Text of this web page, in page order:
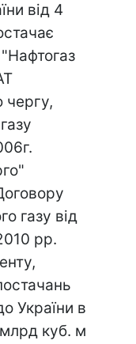
від 4
чергу,
газу від
рр.
України в
куб. м